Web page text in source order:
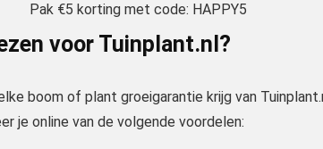
Pak €5 korting met code: HAPPY5
voor Tuinplant.nl?
boom of plant groeigarantie krijg van
je online van de volgende voordelen: